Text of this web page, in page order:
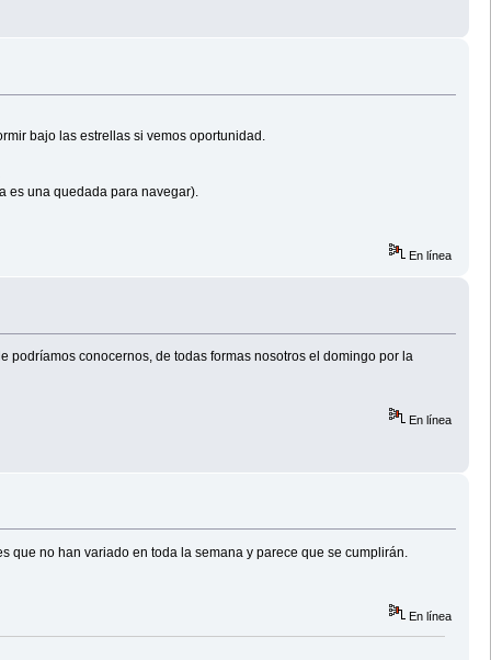
bajo las estrellas si vemos oportunidad.
es una quedada para navegar).
En línea
podríamos conocernos, de todas formas nosotros el domingo por la
En línea
no han variado en toda la semana y parece que se cumplirán.
En línea